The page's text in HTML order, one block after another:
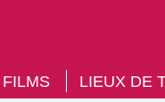
FILMS LIEUX DE